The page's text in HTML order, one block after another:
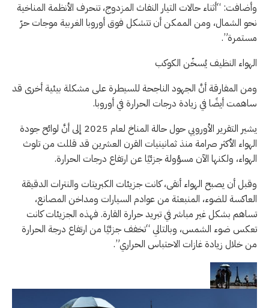
وأضافت: “أثناء حالات التيار النفاث المزدوج، تنحرف الأنظمة المناخية
نحو الشمال، ومن الممكن أن تتشكل فوق أوروبا الغربية موجات حرّ
مستمرة”.
الهواء النظيف يُسخّن الكوكب
ومن المفارقة أنَّ الجهود الناجحة للسيطرة على مشكلة بيئية أخرى قد
ساهمت أيضًا في زيادة درجات الحرارة في أوروبا.
يشير التقرير الأوروبي حول حالة المناخ لعام 2025 إلى أنَّ لوائح جودة
الهواء الأكثر صرامة منذ ثمانينيات القرن العشرين قد قللت من تلوث
الهواء، ولكنها الآن مسؤولة جزئيًا عن ارتفاع درجات الحرارة.
وقبل أن يصبح الهواء أنقى، كانت جزيئات الكبريتات والنترات الدقيقة
العاكسة للضوء، المنبعثة من عوادم السيارات ومداخن المصانع،
تساهم بشكل غير مباشر في تبريد حرارة القارة. فهذه الجزيئات كانت
تعكس ضوء الشمس، وبالتالي “تخفف جزئيًا من ارتفاع درجة الحرارة
من خلال زيادة غازات الاحتباس الحراري”.